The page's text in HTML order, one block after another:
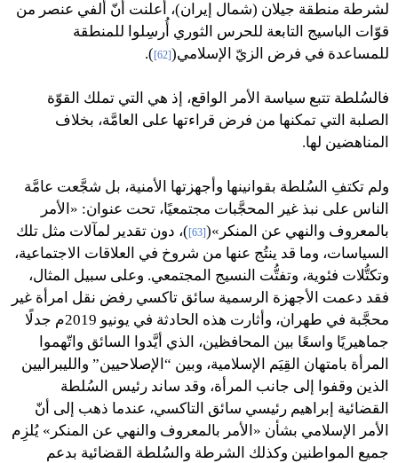
لشرطة منطقة جيلان (شمال إيران)، أعلنت أنّ ألفي عنصر من
قوّات الباسيج التابعة للحرس الثوري أُرسِلوا للمنطقة
للمساعدة في فرض الزيّ الإسلامي([62]
).
فالسُلطة تتبع سياسة الأمر الواقع، إذ هي التي تملك القوّة
الصلبة التي تمكنها من فرض قراءتها على العامَّة، بخلاف
المناهضين لها.
ولم تكتفِ السُلطة بقوانينها وأجهزتها الأمنية، بل شجَّعت عامَّة
الناس على نبذ غير المحجَّبات مجتمعيًا، تحت عنوان: «الأمر
بالمعروف والنهي عن المنكر»([63]
)، دون تقدير لمآلات مثل تلك
السياسات، وما قد ينتُج عنها من شروخ في العلاقات الاجتماعية،
وتكتُّلات فئوية، وتفتُّت النسيج المجتمعي. وعلى سبيل المثال،
فقد دعمت الأجهزة الرسمية سائق تاكسي رفض نقل امرأة غير
محجَّبة في طهران، وأثارت هذه الحادثة في يونيو 2019م جدلًا
جماهيريًا واسعًا بين المحافظين، الذي أيَّدوا السائق واتّهموا
المرأة بامتهان القِيَم الإسلامية، وبين “الإصلاحيين” والليبراليين
الذين وقفوا إلى جانب المرأة، وقد ساند رئيس السُلطة
القضائية إبراهيم رئيسي سائق التاكسي، عندما ذهب إلى أنّ
الأمر الإسلامي بشأن «الأمر بالمعروف والنهي عن المنكر» يُلزِم
جميع المواطنين وكذلك الشرطة والسُلطة القضائية بدعم